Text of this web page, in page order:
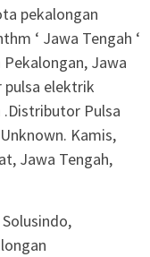
pekalongan
‘ Jawa Tengah ‘
Jawa
pulsa elektrik
Pulsa
Kamis,
Jawa Tengah,